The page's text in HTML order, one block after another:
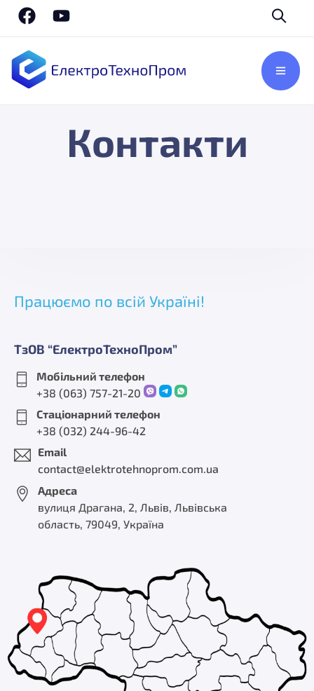
Контакти
Працюємо по всій Україні!
ТзОВ “ЕлектроТехноПром”
Мобільний телефон
+38 (063) 757-21-20
Стаціонарний телефон
+38 (032) 244-96-42
Email
contact@elektrotehnoprom.com.ua
Адреса
вулиця Драгана, 2, Львів, Львівська
область, 79049, Україна